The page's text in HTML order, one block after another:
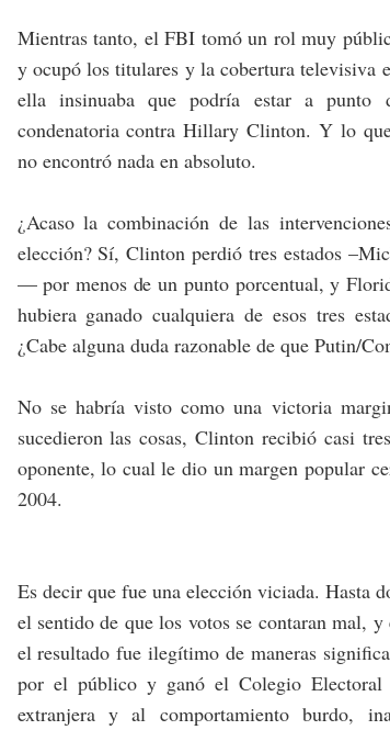
Mientras tanto, el FBI tomó un rol muy
y ocupó los titulares y la cobertura televisiva
ella insinuaba que podría estar a punto
condenatoria contra Hillary Clinton. Y lo
no encontró nada en absoluto.
¿Acaso la combinación de las
elección? Sí, Clinton perdió tres estados
— por menos de un punto porcentual, y
hubiera ganado cualquiera de esos tres
¿Cabe alguna duda razonable de que Putin/
No se habría visto como una victoria
sucedieron las cosas, Clinton recibió casi
oponente, lo cual le dio un margen popular
2004.
Es decir que fue una elección viciada. Hasta
el sentido de que los votos se contaran mal,
el resultado fue ilegítimo de maneras
por el público y ganó el Colegio Electoral
extranjera y al comportamiento burdo,